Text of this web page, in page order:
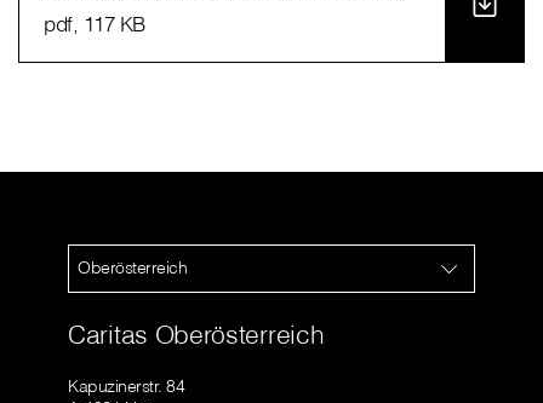
pdf, 117 KB
Oberösterreich
Caritas Oberösterreich
Kapuzinerstr. 84